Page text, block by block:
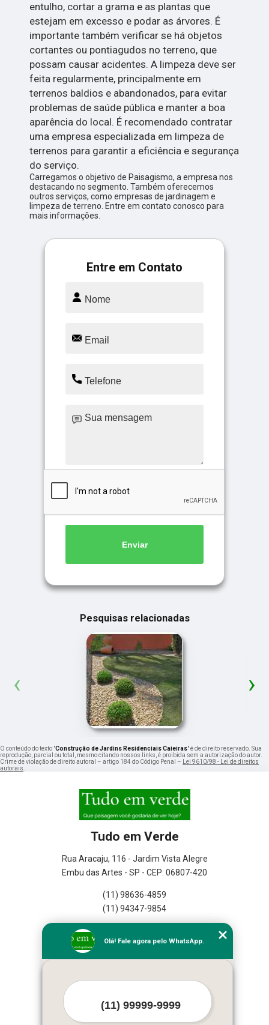
entulho, cortar a grama e as plantas que
estejam em excesso e podar as árvores. É
importante também verificar se há objetos
cortantes ou pontiagudos no terreno, que
possam causar acidentes. A limpeza deve ser
feita regularmente, principalmente em
terrenos baldios e abandonados, para evitar
problemas de saúde pública e manter a boa
aparência do local. É recomendado contratar
uma empresa especializada em limpeza de
terrenos para garantir a eficiência e segurança
do serviço.
Carregamos o objetivo de Paisagismo, a empresa nos
destacando no segmento. Também oferecemos
outros serviços, como empresas de jardinagem e
limpeza de terreno. Entre em contato conosco para
mais informações.
Entre em Contato
Enviar
Pesquisas relacionadas
‹ ›
O conteúdo do texto "Construção de Jardins Residenciais Caieiras" é de direito reservado. Sua
reprodução, parcial ou total, mesmo citando nossos links, é proibida sem a autorização do autor.
Crime de violação de direito autoral – artigo 184 do Código Penal –
Lei 9610/98 - Lei de direitos
autorais
Tudo em Verde
Rua Aracaju, 116 - Jardim Vista Alegre
Embu das Artes - SP - CEP: 06807-420
(11) 98636-4859
(11) 94347-9854
Empresa
Missão
Mapa do site
Mais Serviços
Olá! Fale agora pelo WhatsApp.